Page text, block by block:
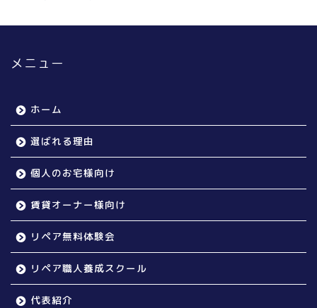
メニュー
ホーム
選ばれる理由
個人のお宅様向け
賃貸オーナー様向け
リペア無料体験会
リペア職人養成スクール
代表紹介